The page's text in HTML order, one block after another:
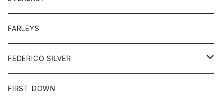
シャツ
セーター
ボトム
ショートパンツ
パンツ
レディース
コート
トップス
ジャケット
スエットシャツ
ボトム
スエットパンツ
グッズ
FARLEYS
FEDERICO SILVER
アクセサリー
FIRST DOWN